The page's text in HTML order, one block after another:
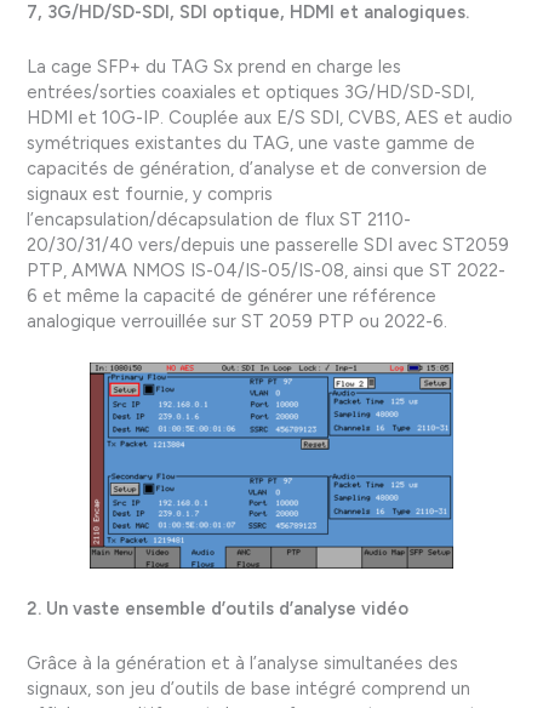
7, 3G/HD/SD-SDI, SDI optique, HDMI et analogiques.
La cage SFP+ du TAG Sx prend en charge les
entrées/sorties coaxiales et optiques 3G/HD/SD-SDI,
HDMI et 10G-IP. Couplée aux E/S SDI, CVBS, AES et audio
symétriques existantes du TAG, une vaste gamme de
capacités de génération, d’analyse et de conversion de
signaux est fournie, y compris
l’encapsulation/décapsulation de flux ST 2110-
20/30/31/40 vers/depuis une passerelle SDI avec ST2059
PTP, AMWA NMOS IS-04/IS-05/IS-08, ainsi que ST 2022-
6 et même la capacité de générer une référence
analogique verrouillée sur ST 2059 PTP ou 2022-6.
2. Un vaste ensemble d’outils d’analyse vidéo
Grâce à la génération et à l’analyse simultanées des
signaux, son jeu d’outils de base intégré comprend un